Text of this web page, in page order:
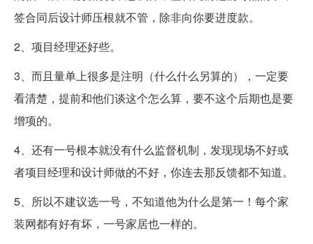
签合同后设计师压根就不管，除非向你要进度款。
2、项目经理还好些。
3、而且量单上很多是注明（什么什么另算的），一定要
看清楚，提前和他们谈这个怎么算，要不这个后期也是要
增项的。
4、还有一号根本就没有什么监督机制，发现现场不好或
者项目经理和设计师做的不好，你连去那反馈都不知道。
5、所以不建议选一号，不知道他为什么是第一！每个家
装网都有好有坏，一号家居也一样的。